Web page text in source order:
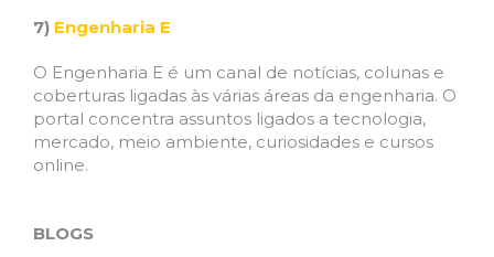
7) Engenharia E
O Engenharia E é um canal de notícias, colunas e
coberturas ligadas às várias áreas da engenharia. O
portal concentra assuntos ligados a tecnologia,
mercado, meio ambiente, curiosidades e cursos
online.
BLOGS